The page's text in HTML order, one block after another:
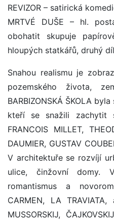
REVIZOR – satirická
MRTVÉ DUŠE – hl.
obohatit skupuje
hloupých statkářů, druhý
Snahou realismu je
pozemského života,
BARBIZONSKÁ ŠKOLA
kteří se snažili zachytit
FRANCOIS MILLET,
DAUMIER, GUSTAV
V architektuře se rozvíjí
ulice, činžovní domy.
romantismus a
CARMEN, LA TRAVIATA,
MUSSORSKIJ,